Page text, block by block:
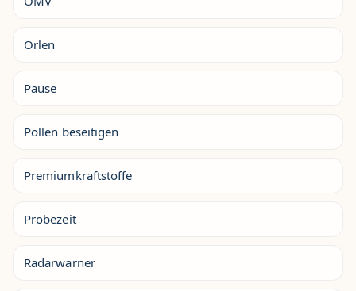
Orlen
Pause
Pollen beseitigen
Premiumkraftstoffe
Probezeit
Radarwarner